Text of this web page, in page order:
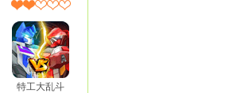
特工大乱斗